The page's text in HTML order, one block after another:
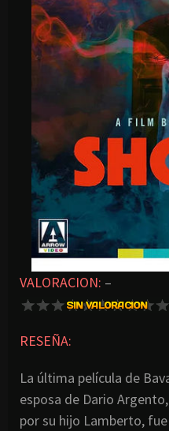
VALORACION: –
RESEÑA:
La última película de
esposa de Dario
por su hijo Lamberto,